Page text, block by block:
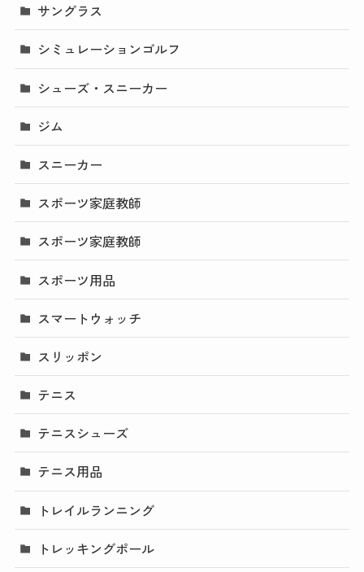
サングラス
シミュレーションゴルフ
シューズ・スニーカー
ジム
スニーカー
スポーツ家庭教師
スポーツ家庭教師
スポーツ用品
スマートウォッチ
スリッポン
テニス
テニスシューズ
テニス用品
トレイルランニング
トレッキングポール